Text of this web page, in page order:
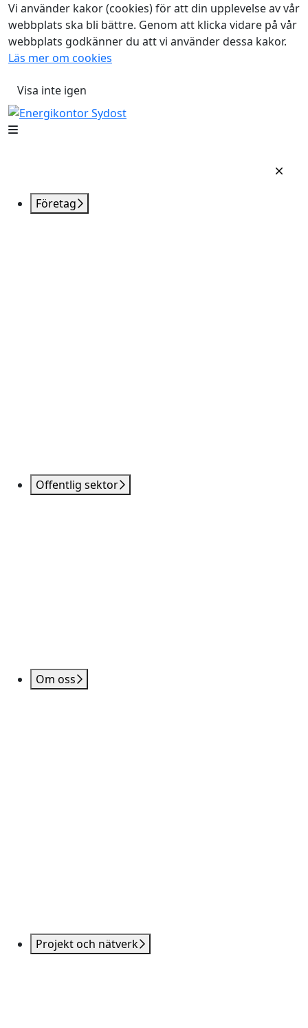
Vi använder kakor (cookies) för att din upplevelse av vår
webbplats ska bli bättre. Genom att klicka vidare på vår
webbplats godkänner du att vi använder dessa kakor.
Läs mer om cookies
Visa inte igen
Företag
Offentlig sektor
Om oss
Projekt och nätverk